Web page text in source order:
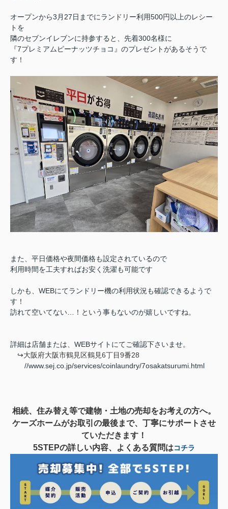
オープンから3月27日までにランドリー利用500円以上のレシー
トを
隣のセブンイレブンに持参すると、先着300名様に
『7プレミアムピーナッツチョコ』のプレゼントがあるそうで
す！
また、平日価格や夜間価格も設定されているので
利用時間を工夫すればお安く洗濯も可能です
しかも、WEBにてランドリー機の利用状況も確認できるようで
す！
訪れて空いてない…！という事もないのが嬉しいですね。
詳細は店舗または、WEBサイトにてご確認下さいませ。
↪︎大阪府大阪市鶴見区鶴見6丁目9番28
//www.sej.co.jp/services/coinlaundry/7osakatsurumi.html
相続、住み替え等で建物・土地の売却をお考えの方へ。
ケーズホームがお取引の最後まで、丁寧にサポートさせ
ていただきます！
5STEPの詳しい内容、よくある質問はコチラ